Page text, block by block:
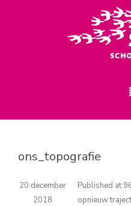
ons_topografie
Published
20 december
2018
at
opnieuw